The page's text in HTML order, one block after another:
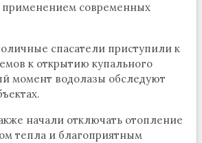
применением современных
спасатели приступили к
к открытию купального
момент водолазы обследуют
начали отключать отопление
тепла и благоприятным